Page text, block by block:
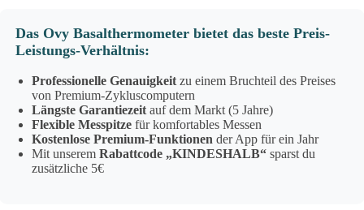
Das Ovy Basalthermometer bietet das beste Preis-
Leistungs-Verhältnis:
Professionelle Genauigkeit zu einem Bruchteil des Preises
von Premium-Zykluscomputern
Längste Garantiezeit auf dem Markt (5 Jahre)
Flexible Messpitze für komfortables Messen
Kostenlose Premium-Funktionen der App für ein Jahr
Mit unseremRabattcode „KINDESHALB“ sparst du
zusätzliche 5€